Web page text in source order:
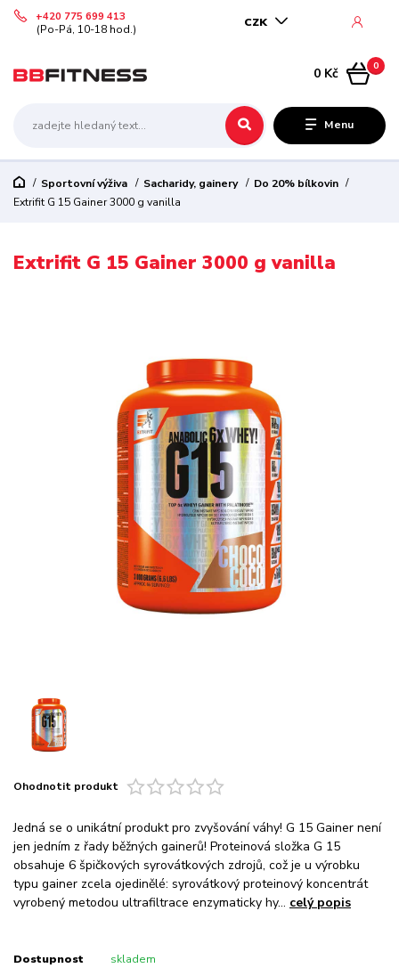
Menu
CZK
+420 775 699 413
(Po-Pá, 10-18 hod.)
0
0 Kč
Sportovní výživa Sacharidy, gainery
Do 20% bílkovin
Extrifit G 15 Gainer 3000 g vanilla
Extrifit G 15 Gainer 3000 g vanilla
Ohodnotit produkt
Jedná se o unikátní produkt pro zvyšování váhy! G 15 Gainer není
jen jedním z řady běžných gainerů! Proteinová složka G 15
obsahuje 6 špičkových syrovátkových zdrojů, což je u výrobku
typu gainer zcela ojedinělé: syrovátkový proteinový koncentrát
vyrobený metodou ultrafiltrace enzymaticky hy... celý popis
Dostupnost skladem